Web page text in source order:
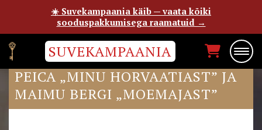
SUVEKAMPAANIA
BLOGIJA KAIREL SIGRID SUU-
PEICA „MINU HORVAATIAST” JA
MAIMU BERGI „MOEMAJAST”
☀️ Suvekampaania käib — vaata kõiki
sooduspakkumisega raamatuid →